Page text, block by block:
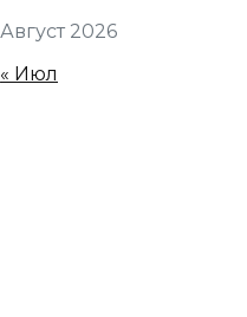
Август 2026
« Июл